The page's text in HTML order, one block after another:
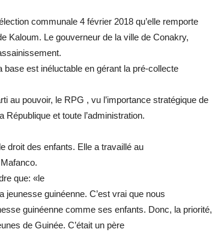
communale 4 février 2018 qu’elle remporte
Kaloum. Le gouverneur de la ville de Conakry,
base est inéluctable en gérant la pré-collecte
au pouvoir, le RPG , vu l’importance stratégique de
et toute l’administration.
droit des enfants. Elle a travaillé au
que: «le
jeunesse guinéenne. C’est vrai que nous
guinéenne comme ses enfants. Donc, la priorité,
de Guinée. C’était un père